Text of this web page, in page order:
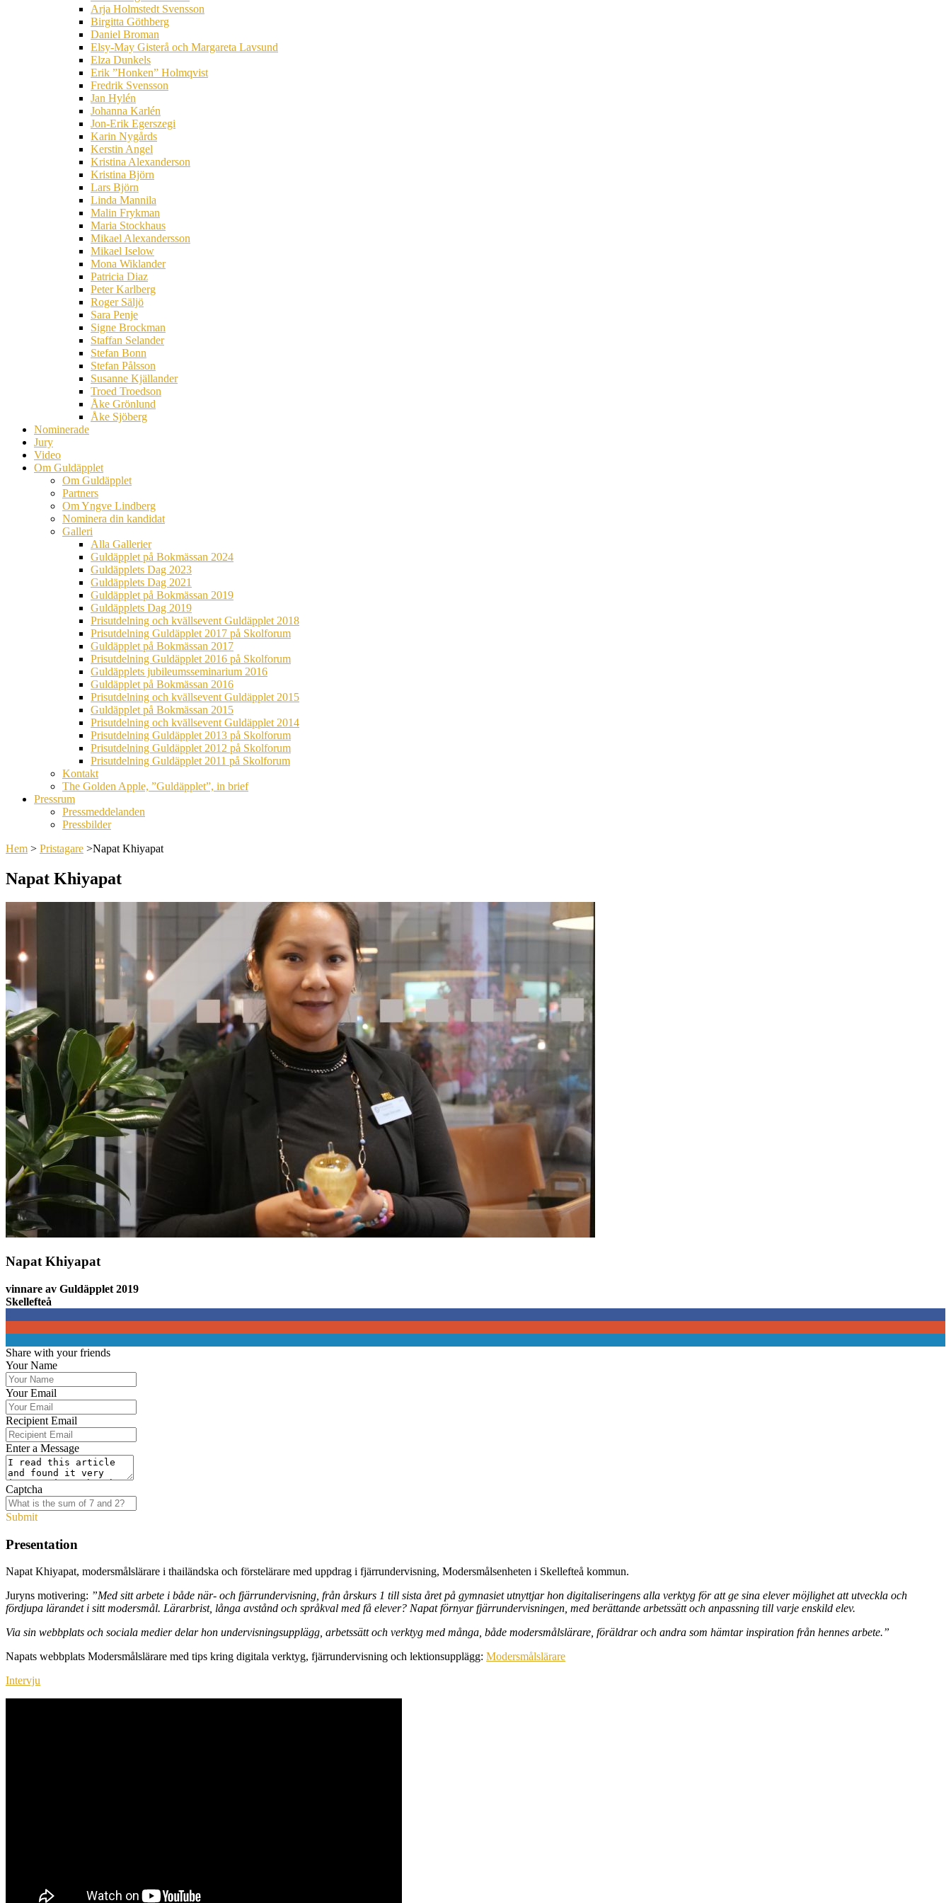
Arja Holmstedt Svensson
Birgitta Göthberg
Daniel Broman
Elsy-May Gisterå och Margareta Lavsund
Elza Dunkels
Erik ”Honken” Holmqvist
Fredrik Svensson
Jan Hylén
Johanna Karlén
Jon-Erik Egerszegi
Karin Nygårds
Kerstin Angel
Kristina Alexanderson
Kristina Björn
Lars Björn
Linda Mannila
Malin Frykman
Maria Stockhaus
Mikael Alexandersson
Mikael Iselow
Mona Wiklander
Patricia Diaz
Peter Karlberg
Roger Säljö
Sara Penje
Signe Brockman
Staffan Selander
Stefan Bonn
Stefan Pålsson
Susanne Kjällander
Troed Troedson
Åke Grönlund
Åke Sjöberg
Nominerade
Jury
Video
Om Guldäpplet
Om Guldäpplet
Partners
Om Yngve Lindberg
Nominera din kandidat
Galleri
Alla Gallerier
Guldäpplet på Bokmässan 2024
Guldäpplets Dag 2023
Guldäpplets Dag 2021
Guldäpplet på Bokmässan 2019
Guldäpplets Dag 2019
Prisutdelning och kvällsevent Guldäpplet 2018
Prisutdelning Guldäpplet 2017 på Skolforum
Guldäpplet på Bokmässan 2017
Prisutdelning Guldäpplet 2016 på Skolforum
Guldäpplets jubileumsseminarium 2016
Guldäpplet på Bokmässan 2016
Prisutdelning och kvällsevent Guldäpplet 2015
Guldäpplet på Bokmässan 2015
Prisutdelning och kvällsevent Guldäpplet 2014
Prisutdelning Guldäpplet 2013 på Skolforum
Prisutdelning Guldäpplet 2012 på Skolforum
Prisutdelning Guldäpplet 2011 på Skolforum
Kontakt
The Golden Apple, ”Guldäpplet”, in brief
Pressrum
Pressmeddelanden
Pressbilder
Hem > Pristagare >Napat Khiyapat
Napat Khiyapat
Napat Khiyapat
vinnare av Guldäpplet 2019
Skellefteå
Share with your friends
Your Name
Your Email
Recipient Email
Enter a Message
Captcha
Submit
Presentation
Napat Khiyapat, modersmålslärare i thailändska och förstelärare med uppdrag i fjärrundervisning, Modersmålsenheten i Skellefteå kommun.
Juryns motivering: ”Med sitt arbete i både när- och fjärrundervisning, från årskurs 1 till sista året på gymnasiet utnyttjar hon digitaliseringens alla verktyg för att ge sina elever möjlighet att utveckla och
fördjupa lärandet i sitt modersmål. Lärarbrist, långa avstånd och språkval med få elever? Napat förnyar fjärrundervisningen, med berättande arbetssätt och anpassning till varje enskild elev.
Via sin webbplats och sociala medier delar hon undervisningsupplägg, arbetssätt och verktyg med många, både modersmålslärare, föräldrar och andra som hämtar inspiration från hennes arbete.”
Napats webbplats Modersmålslärare med tips kring digitala verktyg, fjärrundervisning och lektionsupplägg: Modersmålslärare
Intervju